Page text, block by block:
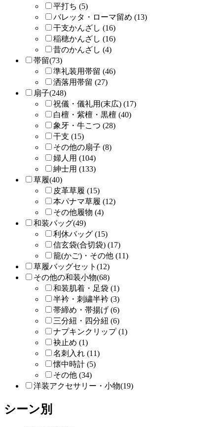
平打ち (5)
バレッタ・ローマ留め (13)
干支かんざし (16)
稲穂かんざし (16)
昔のかんざし (4)
帯留(73)
準礼装用帯留 (46)
洒落用帯留 (27)
扇子(248)
祝儀・儀礼用(末広) (17)
白檀・紫檀・黒檀 (40)
象牙・牛こつ (28)
干支 (15)
その他の扇子 (8)
婦人用 (104)
紳士用 (133)
草履(40)
皮革草履 (15)
本パナマ草履 (12)
その他履物 (4)
和装バッグ(49)
利休バッグ (15)
信玄袋(合切袋) (17)
籠(かご)・その他 (11)
草履バッグセット(12)
その他の和装小物(68)
和装肌着・足袋 (1)
半衿・刺繍半衿 (3)
帯締め・帯揚げ (6)
三分紐・四分紐 (6)
ナプキンクリップ (1)
袂止め (1)
名刺入れ (11)
懐中時計 (5)
その他 (34)
洋装アクセサリー・小物(19)
シーン別